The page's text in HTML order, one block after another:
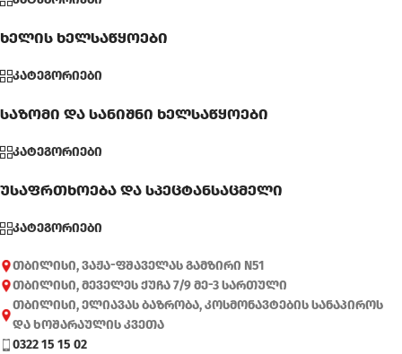
ხელის ხელსაწყოები
კატეგორიები
საზომი და სანიშნი ხელსაწყოები
კატეგორიები
უსაფრთხოება და სპეცტანსაცმელი
კატეგორიები
თბილისი, ვაჟა-ფშაველას გამზირი N51
თბილისი, მეველეს ქუჩა 7/9 მე-3 სართული
თბილისი, ელიავას ბაზრობა, კოსმონავტების სანაპიროს
და ხოშარაულის კვეთა
0322 15 15 02